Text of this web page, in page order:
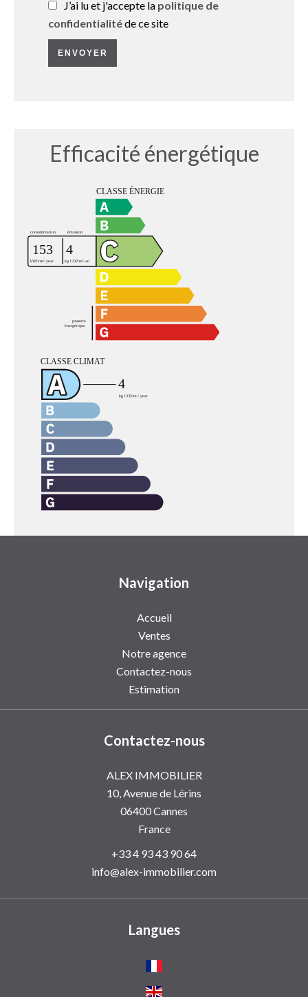
J’ai lu et j'accepte la politique de
confidentialitéde ce site
ENVOYER
Efficacité énergétique
Navigation
Accueil
Ventes
Notre agence
Contactez-nous
Estimation
Contactez-nous
ALEX IMMOBILIER
10, Avenue de Lérins
06400Cannes
France
+33 4 93 43 90 64
info@alex-immobilier.com
Langues